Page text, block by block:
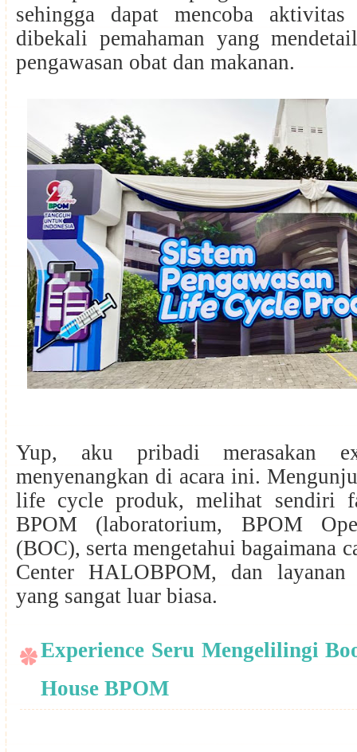
sehingga dapat mencoba
dibekali pemahaman yang
pengawasan obat dan makanan.
Yup, aku pribadi merasakan
menyenangkan di acara ini.
life cycle produk, melihat sendiri
BPOM (laboratorium, BPOM
(BOC), serta mengetahui bagaimana
Center HALOBPOM, dan layanan
yang sangat luar biasa.
Experience Seru Mengelilingi
House BPOM